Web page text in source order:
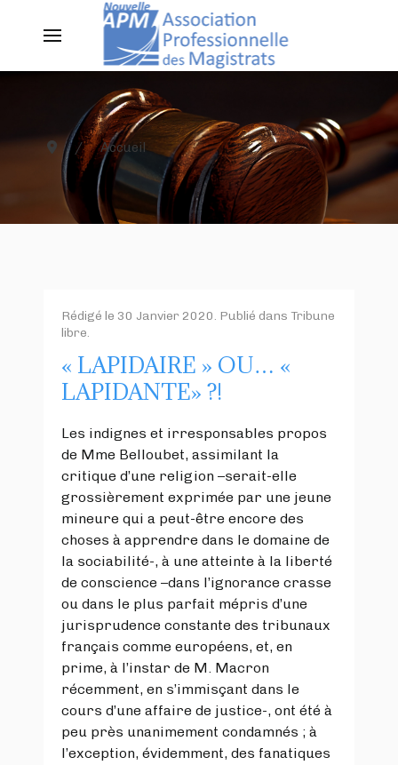
Accueil
Rédigé le 30 Janvier 2020. Publié dans Tribune
libre.
« LAPIDAIRE » OU… «
LAPIDANTE» ?!
Les indignes et irresponsables propos
de Mme Belloubet, assimilant la
critique d’une religion –serait-elle
grossièrement exprimée par une jeune
mineure qui a peut-être encore des
choses à apprendre dans le domaine de
la sociabilité-, à une atteinte à la liberté
de conscience –dans l’ignorance crasse
ou dans le plus parfait mépris d’une
jurisprudence constante des tribunaux
français comme européens, et, en
prime, à l’instar de M. Macron
récemment, en s’immisçant dans le
cours d’une affaire de justice-, ont été à
peu près unanimement condamnés ; à
l’exception, évidemment, des fanatiques